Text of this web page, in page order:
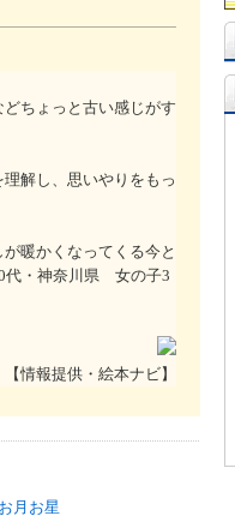
ちょっと古い感じがす
解し、思いやりをもっ
暖かくなってくる今と
代・神奈川県 女の子3
【情報提供・絵本ナビ】
お月お星